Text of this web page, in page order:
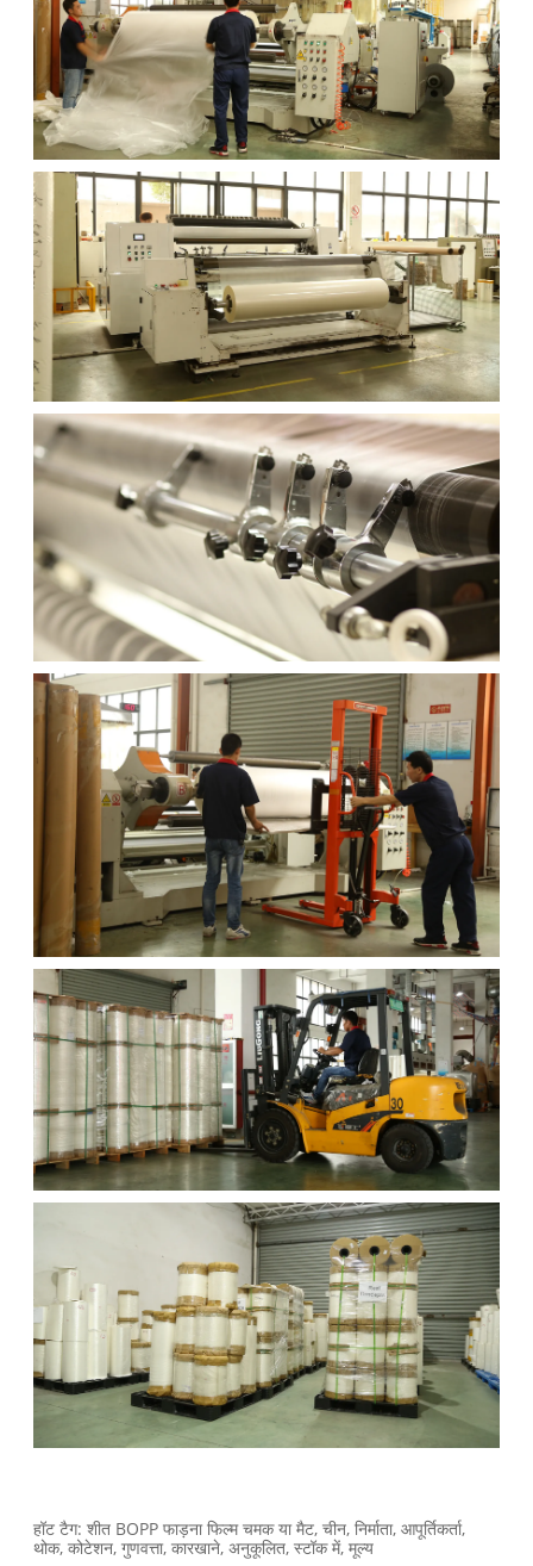
हॉट टैग: शीत BOPP फाड़ना फिल्म चमक या मैट, चीन, निर्माता, आपूर्तिकर्ता,
थोक, कोटेशन, गुणवत्ता, कारखाने, अनुकूलित, स्टॉक में, मूल्य